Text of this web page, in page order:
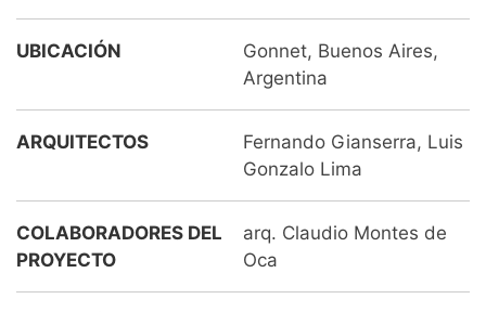
UBICACIÓN
Gonnet, Buenos Aires,
Argentina
ARQUITECTOS
Fernando Gianserra, Luis
Gonzalo Lima
COLABORADORES DEL
PROYECTO
arq. Claudio Montes de
Oca